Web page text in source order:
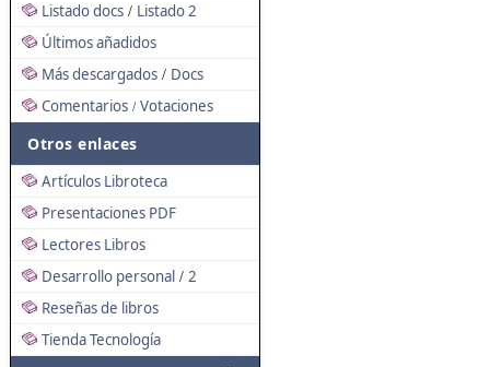
Listado docs / Listado 2
Últimos añadidos
Más descargados / Docs
Comentarios / Votaciones
Otros enlaces
Artículos Libroteca
Presentaciones PDF
Lectores Libros
Desarrollo personal / 2
Reseñas de libros
Tienda Tecnología